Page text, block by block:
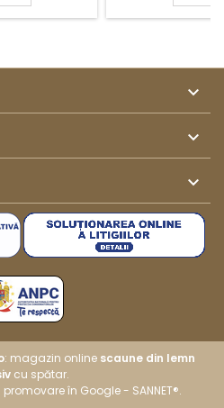



: magazin online scaune din lemn
cu spătar.
promovare în Google - SANNET®.